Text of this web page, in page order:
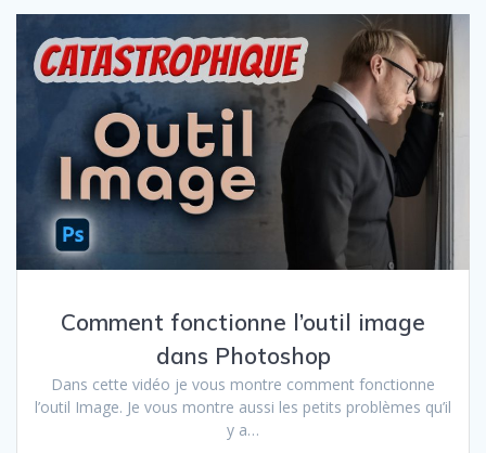
Comment fonctionne l’outil image
dans Photoshop
Dans cette vidéo je vous montre comment fonctionne
l’outil Image. Je vous montre aussi les petits problèmes qu’il
y a…